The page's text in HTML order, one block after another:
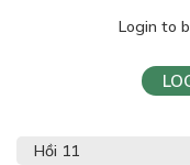
Login to